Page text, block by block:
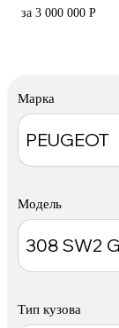
за 3 000 000 Р
Марка
Модель
Тип кузова